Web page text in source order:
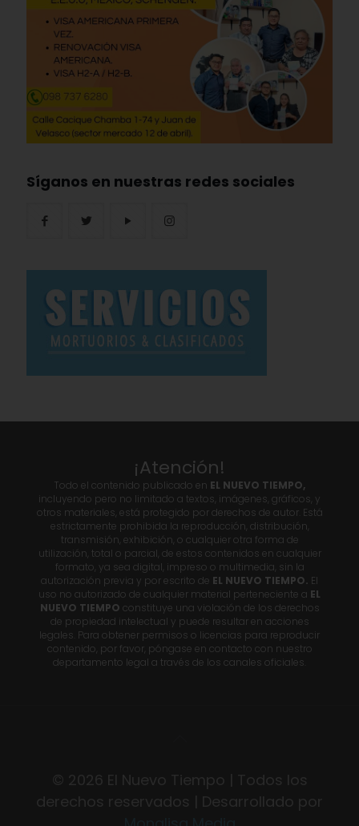
Síganos en nuestras redes sociales
¡Atención!
Todo el contenido publicado en EL NUEVO TIEMPO,
incluyendo pero no limitado a textos, imágenes, gráficos, y
otros materiales, está protegido por derechos de autor. Está
estrictamente prohibida la reproducción, distribución,
transmisión, exhibición, o cualquier otra forma de
utilización, total o parcial, de estos contenidos en cualquier
formato, ya sea digital, impreso o multimedia, sin la
autorización previa y por escrito de EL NUEVO TIEMPO. El
uso no autorizado de cualquier material perteneciente a EL
NUEVO TIEMPO constituye una violación de los derechos
de propiedad intelectual y puede resultar en acciones
legales. Para obtener permisos o licencias para reproducir
contenido, por favor, póngase en contacto con nuestro
departamento legal a través de los canales oficiales.
© 2026 El Nuevo Tiempo | Todos los
derechos reservados | Desarrollado por